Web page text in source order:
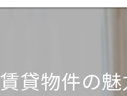
賃貸物件の